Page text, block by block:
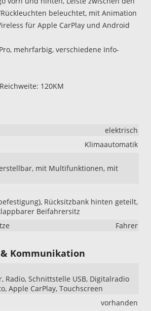
beleuchtet, mit Animation
für Apple CarPlay und Android
mehrfarbig, verschiedene Info-
120KM
elektrisch
Klimaautomatik
mit Multifunktionen, mit
Rücksitzbank hinten geteilt,
Beifahrersitz
Fahrer
Kommunikation
Radio, Schnittstelle USB, Digitalradio
Apple CarPlay, Touchscreen
vorhanden